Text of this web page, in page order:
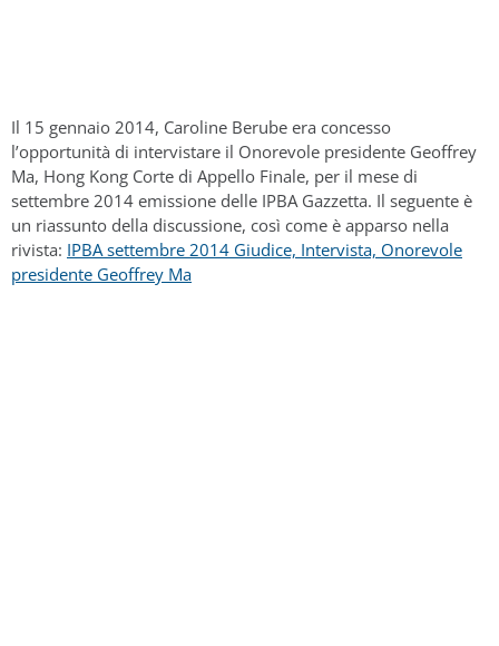
Il 15 gennaio 2014, Caroline Berube era concesso
l’opportunità di intervistare il Onorevole presidente Geoffrey
Ma, Hong Kong Corte di Appello Finale, per il mese di
settembre 2014 emissione delle IPBA Gazzetta. Il seguente è
un riassunto della discussione, così come è apparso nella
rivista: IPBA settembre 2014 Giudice, Intervista, Onorevole
presidente Geoffrey Ma